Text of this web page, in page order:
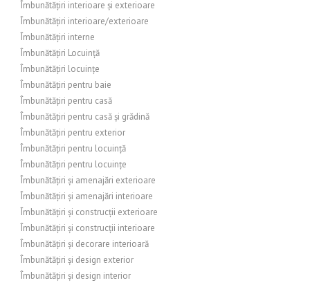
Îmbunătățiri interioare și exterioare
Îmbunătățiri interioare/exterioare
Îmbunătățiri interne
Îmbunătățiri Locuință
Îmbunătățiri locuințe
Îmbunătățiri pentru baie
Îmbunătățiri pentru casă
Îmbunătățiri pentru casă și grădină
Îmbunătățiri pentru exterior
Îmbunătățiri pentru locuință
Îmbunătățiri pentru locuințe
Îmbunătățiri și amenajări exterioare
Îmbunătățiri și amenajări interioare
Îmbunătățiri și construcții exterioare
Îmbunătățiri și construcții interioare
Îmbunătățiri și decorare interioară
Îmbunătățiri și design exterior
Îmbunătățiri și design interior